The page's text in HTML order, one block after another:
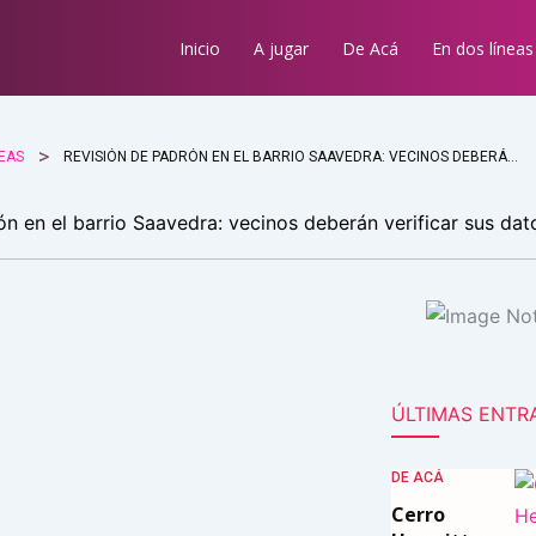
Inicio A jugar De Acá En dos líneas
en el barrio Saavedra: vecinos deberán verificar sus
ÚLTIMAS
DE ACÁ
Cerro